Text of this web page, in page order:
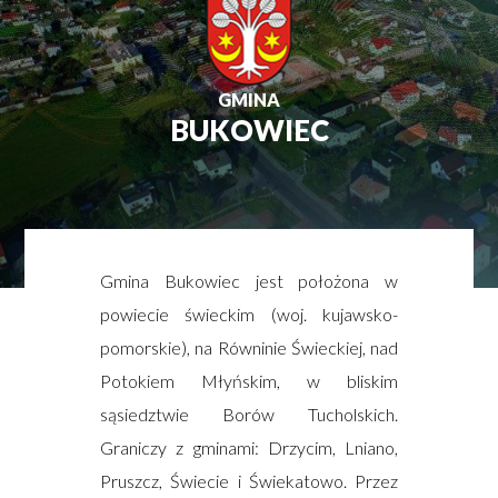
GMINA
BUKOWIEC
Gmina Bukowiec jest położona w
powiecie świeckim (woj. kujawsko-
pomorskie), na Równinie Świeckiej, nad
Potokiem Młyńskim, w bliskim
sąsiedztwie Borów Tucholskich.
Graniczy z gminami: Drzycim, Lniano,
Pruszcz, Świecie i Świekatowo. Przez